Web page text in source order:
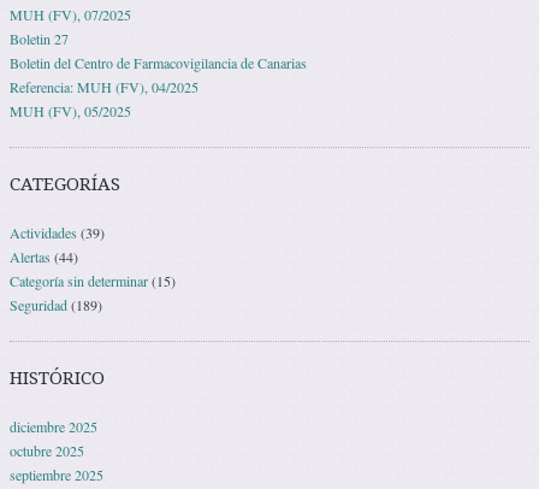
MUH (FV), 07/2025
Boletin 27
Boletin del Centro de Farmacovigilancia de Canarias
Referencia: MUH (FV), 04/2025
MUH (FV), 05/2025
CATEGORÍAS
Actividades(39)
Alertas (44)
Categoría sin determinar(15)
Seguridad(189)
HISTÓRICO
diciembre 2025
octubre 2025
septiembre 2025